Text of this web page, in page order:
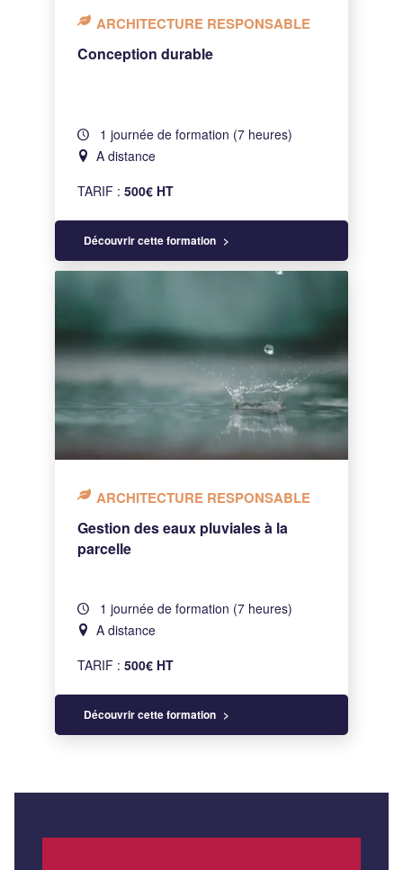
ARCHITECTURE RESPONSABLE
Conception durable
1 journée de formation (7 heures)
A distance
TARIF :500€ HT
Découvrir cette formation
ARCHITECTURE RESPONSABLE
Gestion des eaux pluviales à la
parcelle
1 journée de formation (7 heures)
A distance
TARIF :500€ HT
Découvrir cette formation